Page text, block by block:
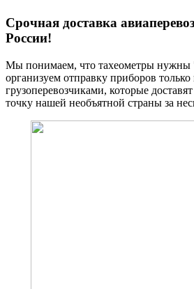
Срочная доставка
России!
Мы понимаем, что тахеометры нужны
организуем отправку приборов
грузоперевозчиками, которые
точку нашей необъятной страны за